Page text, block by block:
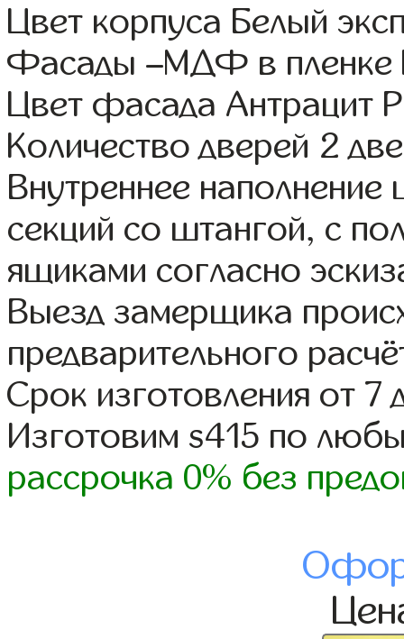
Цвет корпуса Белый
Фасады –МДФ в пленке
Цвет фасада Антрацит
Количество дверей 2
Внутреннее
секций со штангой, с
ящиками согласно
Выезд замерщика
предварительного
Срок изготовления от 7
Изготовим s415 по
рассрочка 0% без